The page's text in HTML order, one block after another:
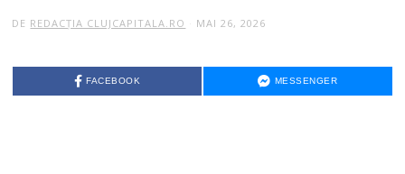
DE REDACȚIA CLUJCAPITALA.RO MAI 26, 2026
FACEBOOK MESSENGER